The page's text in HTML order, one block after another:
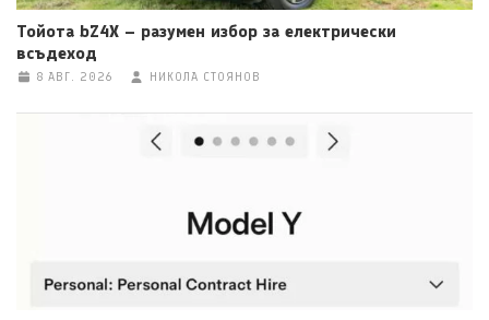
Тойота bZ4X – разумен избор за електрически
всъдеход
8 АВГ. 2026 НИКОЛА СТОЯНОВ